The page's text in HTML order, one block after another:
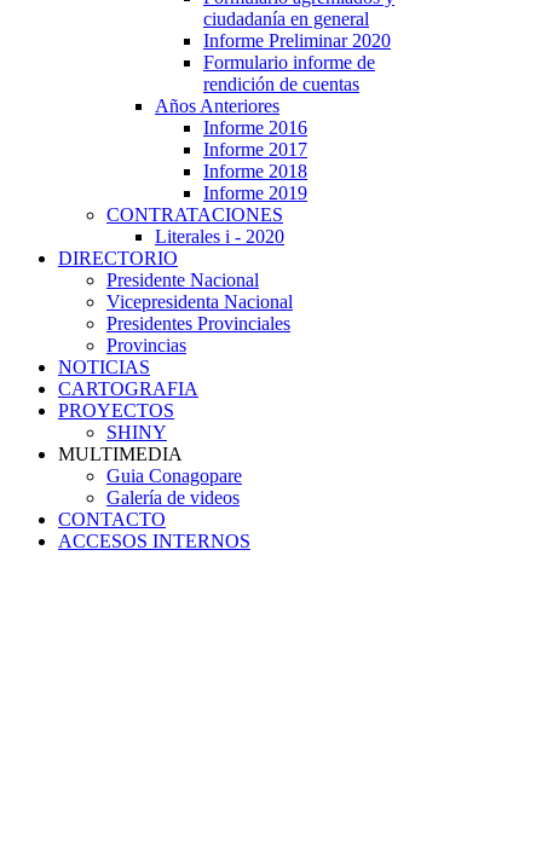
ciudadanía en general
Informe Preliminar 2020
Formulario informe de
rendición de cuentas
Años Anteriores
Informe 2016
Informe 2017
Informe 2018
Informe 2019
CONTRATACIONES
Literales i - 2020
DIRECTORIO
Presidente Nacional
Vicepresidenta Nacional
Presidentes Provinciales
Provincias
NOTICIAS
CARTOGRAFIA
PROYECTOS
SHINY
MULTIMEDIA
Guia Conagopare
Galería de videos
CONTACTO
ACCESOS INTERNOS